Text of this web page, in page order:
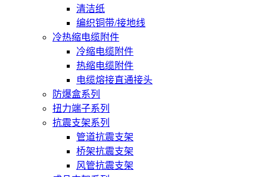
清洁纸
编织铜带/接地线
冷热缩电缆附件
冷缩电缆附件
热缩电缆附件
电缆熔接直通接头
防爆盒系列
扭力端子系列
抗震支架系列
管道抗震支架
桥架抗震支架
风管抗震支架